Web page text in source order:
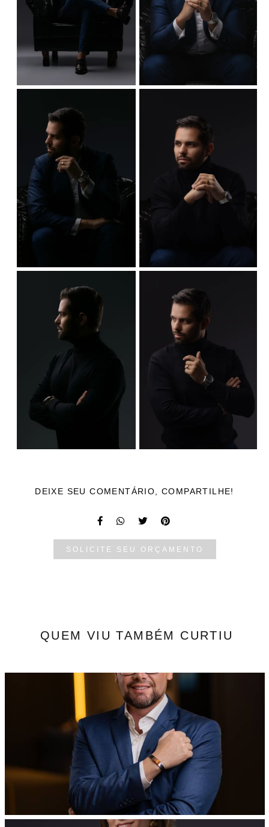
DEIXE SEU COMENTÁRIO, COMPARTILHE!
SOLICITE SEU ORÇAMENTO
QUEM VIU TAMBÉM CURTIU